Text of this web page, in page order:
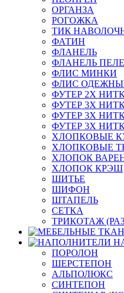
ОРГАНЗА
РОГОЖКА
ТИК
ФАТИН
ФЛАНЕЛЬ
ФЛАНЕЛЬ
ФЛИС МИНКИ
ФЛИС
ФУТЕР 2Х
ФУТЕР 3Х
ФУТЕР 3Х
ФУТЕР 3Х
ХЛОПКОВЫЕ
ХЛОПКОВЫЕ
ХЛОПОК
ХЛОПОК КРЭШ
ШИТЬЕ
ШИФОН
ШТАПЕЛЬ
СЕТКА
ТРИКОТАЖ
ПОРОЛОН
ШЕРСТЕПОН
АЛЬПОЛЮКС
СИНТЕПОН